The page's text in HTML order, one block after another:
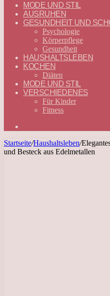
—
DEUTSCH
MODE UND STIL
AUSRUHEN
GESUNDHEIT UND
Psychologie
Körperpflege
Gesundheit
HAUSHALTSLEBEN
KOCHEN
Diäten
MODE UND STIL
VERSCHIEDENES
Für Kinder
Fitness
Startseite/Haushaltsleben/
und Besteck aus Edelmetallen